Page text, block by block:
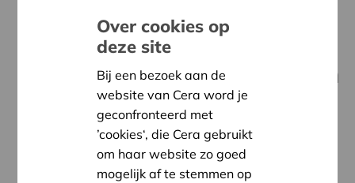
Een fusie tussen Coöperatie
Hoogstraten, REO veiling en
BelOrta?
Over cookies op
deze site
Bij een bezoek aan de
website van Cera word je
geconfronteerd met
’cookies‘, die Cera gebruikt
om haar website zo goed
mogelijk af te stemmen op